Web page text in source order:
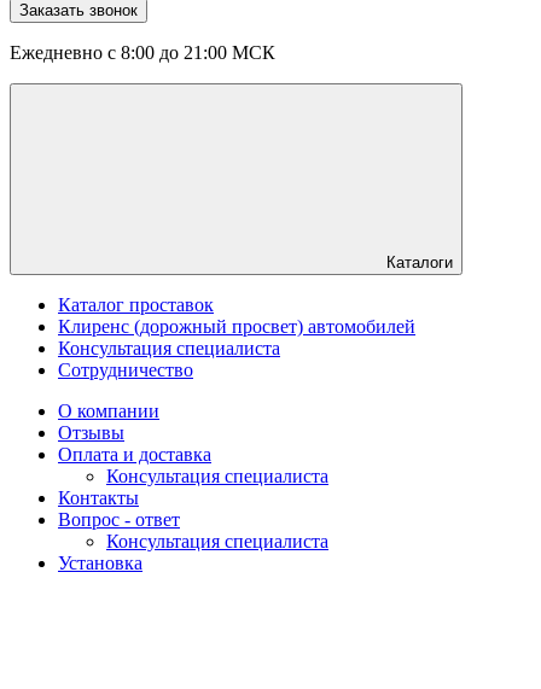
Заказать звонок
Ежедневно с 8:00 до 21:00 МСК
Каталоги
Каталог проставок
Клиренс (дорожный просвет) автомобилей
Консультация специалиста
Сотрудничество
О компании
Отзывы
Оплата и доставка
Консультация специалиста
Контакты
Вопрос - ответ
Консультация специалиста
Установка